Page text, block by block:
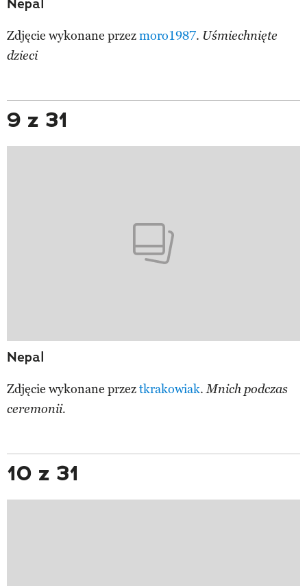
Zdjęcie wykonane przezmoro1987. Uśmiechnięte
dzieci
9 z 31
Nepal
Zdjęcie wykonane przeztkrakowiak.Mnich podczas
ceremonii.
10 z 31